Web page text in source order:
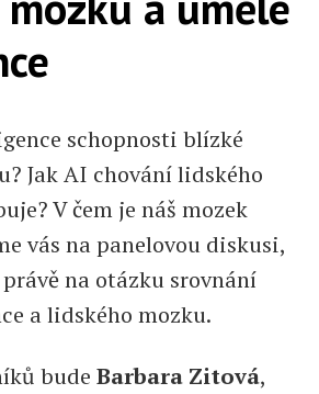
schopnosti blízké
Jak AI chování lidského
V čem je náš mozek
vás na panelovou diskusi,
na otázku srovnání
a lidského mozku.
bude Barbara Zitová,